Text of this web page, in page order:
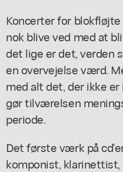
Koncerter for
nok blive ved med at
det lige er det, verden
en overvejelse værd.
med alt det, der ikke
gør tilværelsen
periode.
Det første værk på
komponist, klarinettist,